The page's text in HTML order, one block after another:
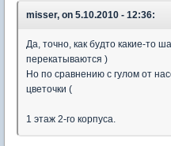
misser, on 5.10.2010 - 12:36:
Да, точно, как будто какие-то
перекатываются )
Но по сравнению с гулом от
цветочки (
1 этаж 2-го корпуса.